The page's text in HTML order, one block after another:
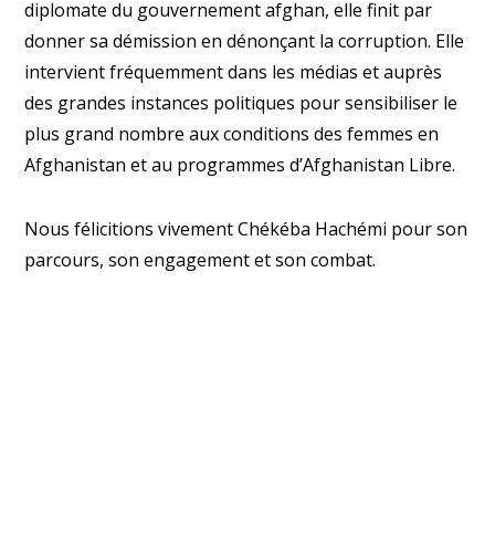
diplomate du gouvernement afghan, elle finit par
donner sa démission en dénonçant la corruption. Elle
intervient fréquemment dans les médias et auprès
des grandes instances politiques pour sensibiliser le
plus grand nombre aux conditions des femmes en
Afghanistan et au programmes d’Afghanistan Libre.
Nous félicitions vivement Chékéba Hachémi pour son
parcours, son engagement et son combat.